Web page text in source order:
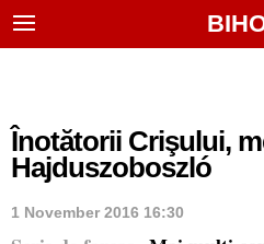
Înotătorii Crişului,
Hajduszoboszló
1 November 2016 16:30